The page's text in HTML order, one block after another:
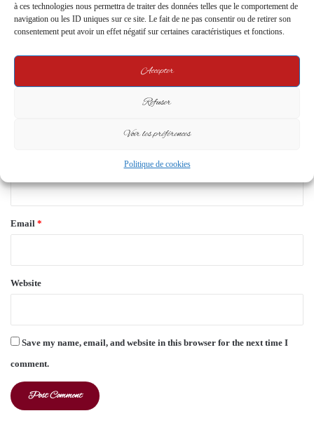
à ces technologies nous permettra de traiter des données telles que le comportement de
navigation ou les ID uniques sur ce site. Le fait de ne pas consentir ou de retirer son
consentement peut avoir un effet négatif sur certaines caractéristiques et fonctions.
Accepter
Refuser
Voir les préférences
Politique de cookies
C
o
m
Email *
Website
Save my name, email, and website in this browser for the next time I
comment.